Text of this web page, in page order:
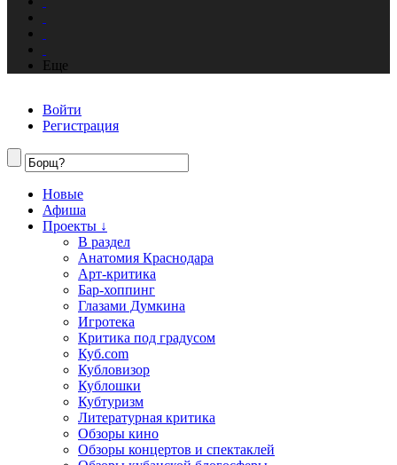
Еще
Войти
Регистрация
Новые
Афиша
Проекты ↓
В раздел
Анатомия Краснодара
Арт-критика
Бар-хоппинг
Глазами Думкина
Игротека
Критика под градусом
Куб.com
Кубловизор
Кублошки
Кубтуризм
Литературная критика
Обзоры кино
Обзоры концертов и спектаклей